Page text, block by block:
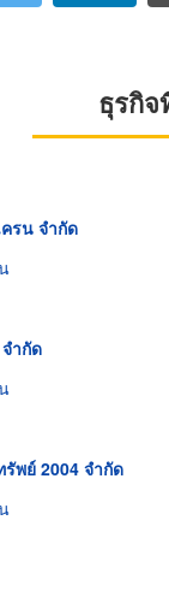
ธุรกิ
ครน จำกัด
ำกัด
พย์ 2004 จำกัด